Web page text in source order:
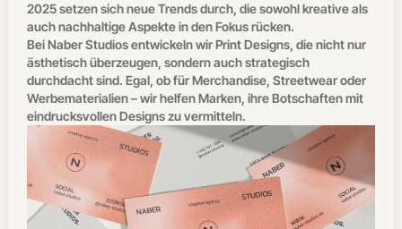
2025 setzen sich neue Trends durch, die sowohl kreative als
auch nachhaltige Aspekte in den Fokus rücken.
Bei Naber Studios entwickeln wir Print Designs, die nicht nur
ästhetisch überzeugen, sondern auch strategisch
durchdacht sind. Egal, ob für Merchandise, Streetwear oder
Werbematerialien – wir helfen Marken, ihre Botschaften mit
eindrucksvollen Designs zu vermitteln.